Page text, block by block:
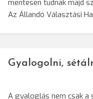
mentesen tudnak majd
Az Állandó Választási
Gyalogolni,
A gyaloglás nem csak